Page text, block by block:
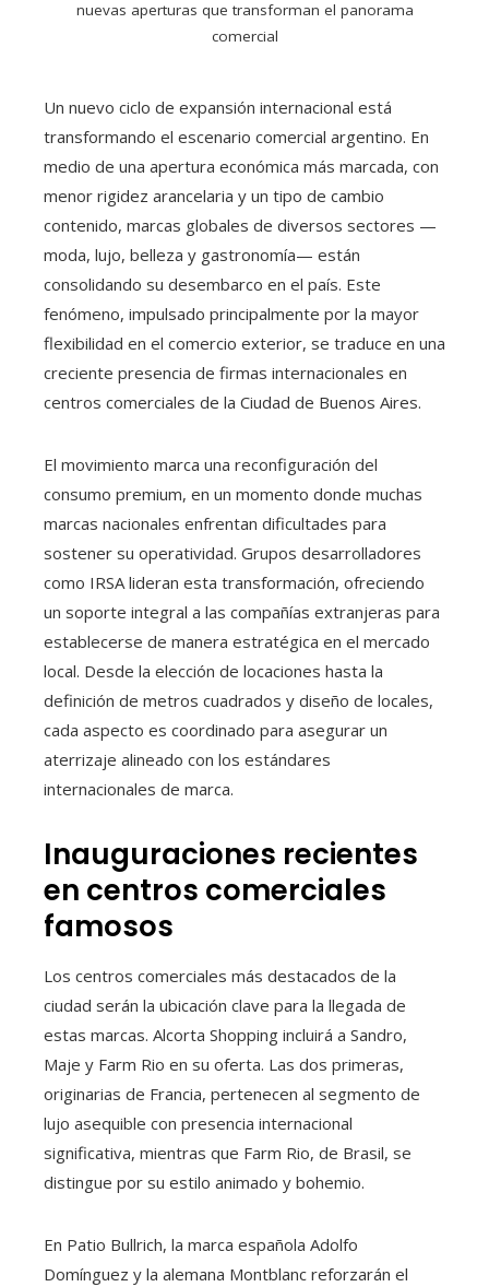
nuevas aperturas que transforman el panorama
comercial
Un nuevo ciclo de expansión internacional está
transformando el escenario comercial argentino. En
medio de una apertura económica más marcada, con
menor rigidez arancelaria y un tipo de cambio
contenido, marcas globales de diversos sectores —
moda, lujo, belleza y gastronomía— están
consolidando su desembarco en el país. Este
fenómeno, impulsado principalmente por la mayor
flexibilidad en el comercio exterior, se traduce en una
creciente presencia de firmas internacionales en
centros comerciales de la Ciudad de Buenos Aires.
El movimiento marca una reconfiguración del
consumo premium, en un momento donde muchas
marcas nacionales enfrentan dificultades para
sostener su operatividad. Grupos desarrolladores
como IRSA lideran esta transformación, ofreciendo
un soporte integral a las compañías extranjeras para
establecerse de manera estratégica en el mercado
local. Desde la elección de locaciones hasta la
definición de metros cuadrados y diseño de locales,
cada aspecto es coordinado para asegurar un
aterrizaje alineado con los estándares
internacionales de marca.
Inauguraciones recientes
en centros comerciales
famosos
Los centros comerciales más destacados de la
ciudad serán la ubicación clave para la llegada de
estas marcas. Alcorta Shopping incluirá a Sandro,
Maje y Farm Rio en su oferta. Las dos primeras,
originarias de Francia, pertenecen al segmento de
lujo asequible con presencia internacional
significativa, mientras que Farm Rio, de Brasil, se
distingue por su estilo animado y bohemio.
En Patio Bullrich, la marca española Adolfo
Domínguez y la alemana Montblanc reforzarán el